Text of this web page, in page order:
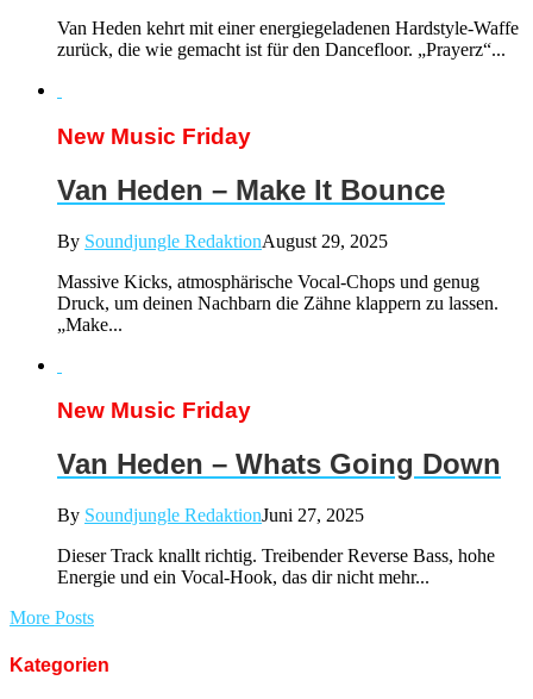
Van Heden kehrt mit einer energiegeladenen Hardstyle-Waffe
zurück, die wie gemacht ist für den Dancefloor. „Prayerz“...
New Music Friday
Van Heden – Make It Bounce
By Soundjungle RedaktionAugust 29, 2025
Massive Kicks, atmosphärische Vocal-Chops und genug
Druck, um deinen Nachbarn die Zähne klappern zu lassen.
„Make...
New Music Friday
Van Heden – Whats Going Down
By Soundjungle RedaktionJuni 27, 2025
Dieser Track knallt richtig. Treibender Reverse Bass, hohe
Energie und ein Vocal-Hook, das dir nicht mehr...
More Posts
Kategorien